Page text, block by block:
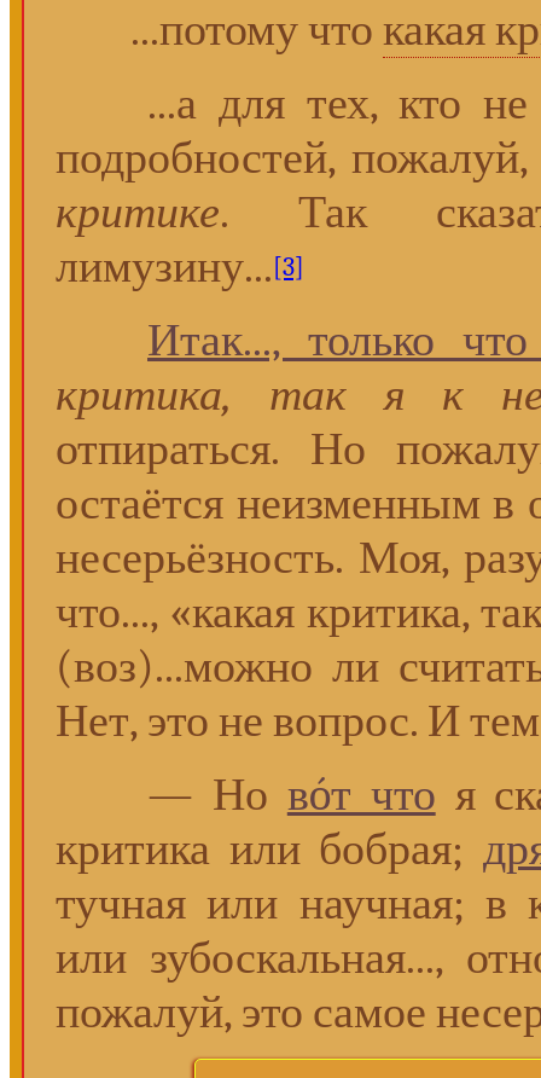
...потому что какая
...а для тех, кто не
подробностей,
критике. Так
лимузину...[3]
Итак..., только
критика, так я к
отпираться. Но
остаётся неизменным
несерьёзность. Моя,
что..., «какая критика,
(воз)...можно ли
Нет, это не вопрос. И
— Но вóт что я
критика или бобрая;
тучная или научная; в
или зубоскальная...,
пожалуй, это самое